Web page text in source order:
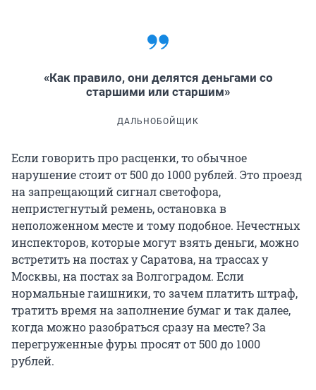
«Как правило, они делятся деньгами со
старшими или старшим»
ДАЛЬНОБОЙЩИК
Если говорить про расценки, то обычное
нарушение стоит от 500 до 1000 рублей. Это проезд
на запрещающий сигнал светофора,
непристегнутый ремень, остановка в
неположенном месте и тому подобное. Нечестных
инспекторов, которые могут взять деньги, можно
встретить на постах у Саратова, на трассах у
Москвы, на постах за Волгоградом. Если
нормальные гаишники, то зачем платить штраф,
тратить время на заполнение бумаг и так далее,
когда можно разобраться сразу на месте? За
перегруженные фуры просят от 500 до 1000
рублей.